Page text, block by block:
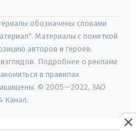
обозначены словами
Материалы с пометкой
авторов и героев.
Подробнее о рекламе
в правилах
© 2005—2022, ЗАО
Канал.